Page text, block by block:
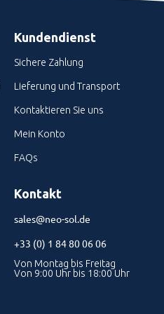
Kundendienst
Sichere Zahlung
Lieferung und Transport
Kontaktieren Sie uns
Mein Konto
FAQs
Kontakt
sales@neo-sol.de
+33 (0) 1 84 80 06 06
Von Montag bis Freitag
Von 9:00 Uhr bis 18:00 Uhr